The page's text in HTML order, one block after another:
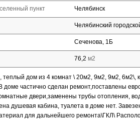
пункт Челябинск
Челябинский
Сеченова, 1Б
76,2 м2
дом из 4 комнат \ 20м2, 9м2, 9м2, 6м2\,
доме частично сделан ремонт,поставлены
двери,заменены трубы отопления,
душевая кабина, туалета в доме нет.
для дальнейшего ремонта\ГКЛ\